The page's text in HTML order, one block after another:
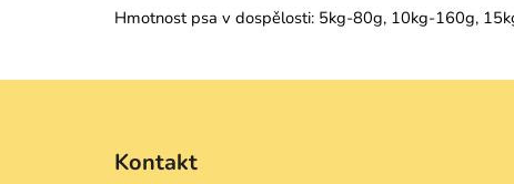
Hmotnost psa v dospělosti: 5kg-80g, 10kg-160g,
Kontakt